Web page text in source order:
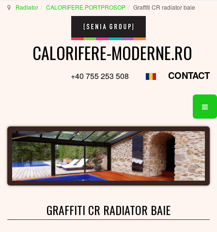
Radiator CALORIFERE PORTPROSOP Graffiti CR radiator baie
CALORIFERE-MODERNE.RO
+40 755 253 508 CONTACT
GRAFFITI CR RADIATOR BAIE